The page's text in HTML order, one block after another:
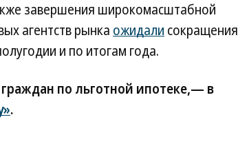
завершения широкомасштабной
агентств рынка ожидали сокращения
и по итогам года.
по льготной ипотеке,— в
.